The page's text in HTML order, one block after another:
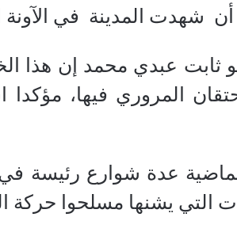
شهدت المدينة في الآونة
ثابت عبدي محمد إن هذا
المروري فيها، مؤكدا
عدة شوارع رئيسة في
التي يشنها مسلحوا